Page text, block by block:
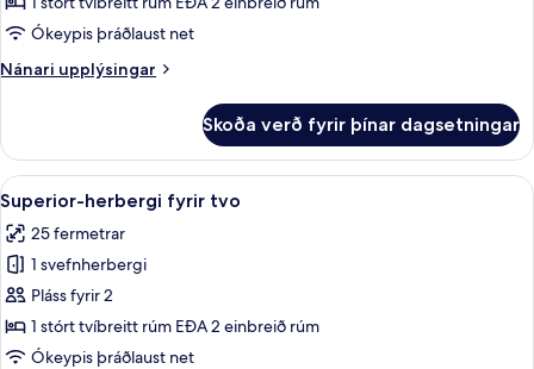
fyrirÓkeypis þráðlaust net
Nánari upplýsingar
Nánari
herbergi
fyrir
tvo
Skoða verð fyrir þínar dagsetningar
Skoða
allar
myndir
fyrir
Superior-
herbergi
fyrir
Superior-herbergi fyrir tvo |
6
Superior-herbergi fyrir tvo
25 fermetrar
1 svefnherbergi
Pláss fyrir 2
1 stórt tvíbreitt rúm EÐA 2 einbreið rúm
Ókeypis þráðlaust net